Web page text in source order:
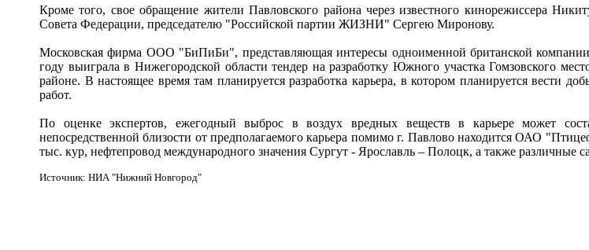
Кроме того, свое обращение жители Павловского района через известного кинорежиссера
Совета Федерации, председателю "Российской партии ЖИЗНИ" Сергею Миронову.
Московская фирма ООО "БиПиБи", представляющая интересы одноименной британской компании
году выиграла в Нижегородской области тендер на разработку Южного участка Гомзовского
районе. В настоящее время там планируется разработка карьера, в котором планируется вести
работ.
По оценке экспертов, ежегодный выброс в воздух вредных веществ в карьере может
непосредственной близости от предполагаемого карьера помимо г. Павлово находится ОАО
тыс. кур, нефтепровод международного значения Сургут - Ярославль – Полоцк, а также различные
Источник: НИА "Нижний Новгород"